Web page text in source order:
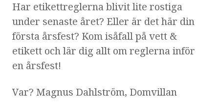
Har etikettreglerna blivit lite rostiga
under senaste året? Eller är det här din
första årsfest? Kom isåfall på vett &
etikett och lär dig allt om reglerna inför
en årsfest!
Var? Magnus Dahlström, Domvillan